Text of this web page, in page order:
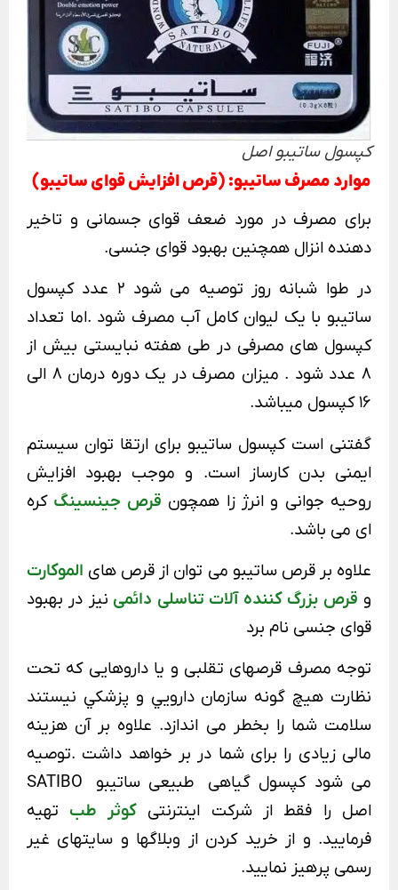
کپسول ساتیبو اصل
موارد مصرف ساتیبو: (قرص افزایش قوای ساتیبو)
برای مصرف در مورد ضعف قوای جسمانی و تاخیر
دهنده انزال همچنین بهبود قوای جنسی.
در طوا شبانه روز توصیه می شود 2 عدد کپسول
ساتیبو با یک لیوان کامل آب مصرف شود .اما تعداد
کپسول های مصرفی در طی هفته نبایستی بیش از
8 عدد شود . میزان مصرف در یک دوره درمان 8 الی
16 کپسول میباشد.
گفتنی است کپسول ساتیبو برای ارتقا توان سیستم
ایمنی بدن کارساز است. و موجب بهبود افزایش
روحیه جوانی و انرژ زا همچون قرص جینسینگ کره
ای می باشد.
علاوه بر قرص ساتیبو می توان از قرص های الموکارت
و قرص بزرگ کننده آلات تناسلی دائمی نیز در بهبود
قوای جنسی نام برد
توجه مصرف قرصهای تقلبی و یا داروهایی که تحت
نظارت هيچ گونه سازمان دارويي و پزشکي نيستند
سلامت شما را بخطر می اندازد. علاوه بر آن هزینه
مالی زیادی را برای شما در بر خواهد داشت .توصیه
می شود کپسول گیاهی طبیعی ساتیبو SATIBO
اصل را فقط از شرکت اینترنتیکوثر طب تهیه
فرمایید. و از خرید کردن از وبلاگها و سایتهای غیر
رسمی پرهیز نمایید.